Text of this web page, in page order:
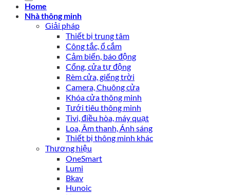
Home
Nhà thông minh
Giải pháp
Thiết bị trung tâm
Công tắc, ổ cắm
Cảm biến, báo động
Cổng, cửa tự động
Rèm cửa, giếng trời
Camera, Chuông cửa
Khóa cửa thông minh
Tưới tiêu thông minh
Tivi, điều hòa, máy quạt
Loa, Âm thanh, Ánh sáng
Thiết bị thông minh khác
Thương hiệu
OneSmart
Lumi
Bkav
Hunoic